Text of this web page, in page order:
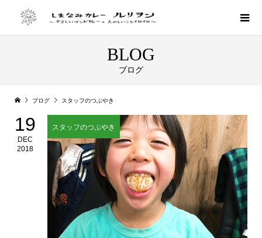
BLOG
ブログ
ブログ スタッフのつぶやき
19
DEC
2018
スタッフのつぶやき